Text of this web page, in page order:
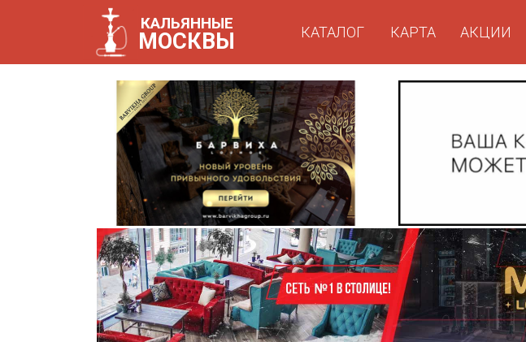
КАЛЬЯННЫЕ
МОСКВЫ
КАТАЛОГ
КАРТА
АКЦИИ